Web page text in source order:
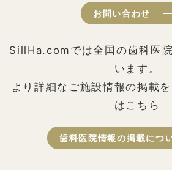
お問い合わせ
SillHa.comでは全国の歯科医
います。
より詳細なご施設情報の掲載
はこちら
歯科医院情報の掲載につ